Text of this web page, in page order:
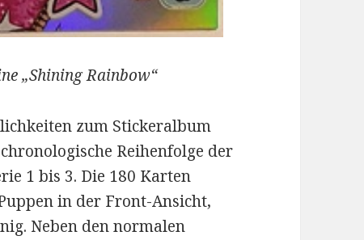
„Shining Rainbow“
zum Stickeralbum
Reihenfolge der
1 bis 3. Die 180 Karten
in der Front-Ansicht,
Neben den normalen